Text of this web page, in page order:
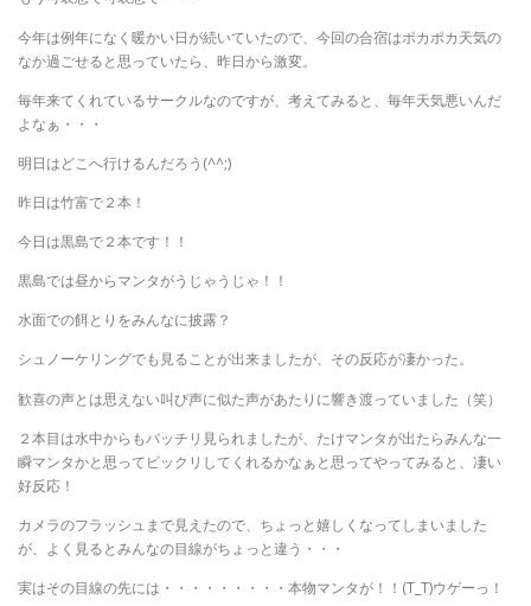
今年は例年になく暖かい日が続いていたので、今回の合宿はポカポカ天気の
なか過ごせると思っていたら、昨日から激変。
毎年来てくれているサークルなのですが、考えてみると、毎年天気悪いんだ
よなぁ・・・
明日はどこへ行けるんだろう(^^;)
昨日は竹富で２本！
今日は黒島で２本です！！
黒島では昼からマンタがうじゃうじゃ！！
水面での餌とりをみんなに披露？
シュノーケリングでも見ることが出来ましたが、その反応が凄かった。
歓喜の声とは思えない叫び声に似た声があたりに響き渡っていました（笑）
２本目は水中からもバッチリ見られましたが、たけマンタが出たらみんな一
瞬マンタかと思ってビックリしてくれるかなぁと思ってやってみると、凄い
好反応！
カメラのフラッシュまで見えたので、ちょっと嬉しくなってしまいました
が、よく見るとみんなの目線がちょっと違う・・・
実はその目線の先には・・・・・・・・・本物マンタが！！(T_T)ウゲーっ！